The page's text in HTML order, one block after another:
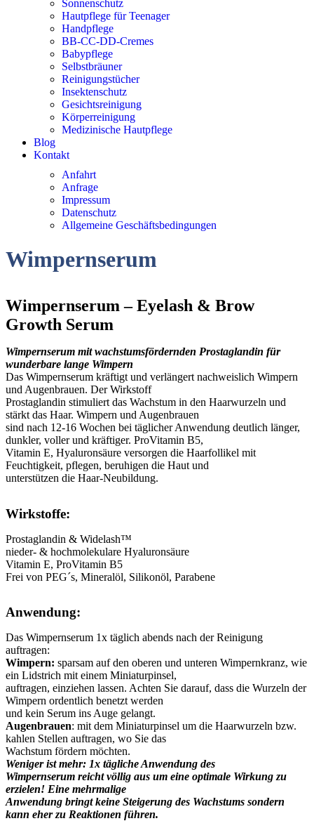
Sonnenschutz
Hautpflege für Teenager
Handpflege
BB-CC-DD-Cremes
Babypflege
Selbstbräuner
Reinigungstücher
Insektenschutz
Gesichtsreinigung
Körperreinigung
Medizinische Hautpflege
Blog
Kontakt
Anfahrt
Anfrage
Impressum
Datenschutz
Allgemeine Geschäftsbedingungen
Wimpernserum
Wimpernserum – Eyelash & Brow
Growth Serum
Wimpernserum mit wachstumsfördernden Prostaglandin für
wunderbare lange Wimpern
Das Wimpernserum kräftigt und verlängert nachweislich Wimpern
und Augenbrauen. Der Wirkstoff
Prostaglandin stimuliert das Wachstum in den Haarwurzeln und
stärkt das Haar. Wimpern und Augenbrauen
sind nach 12-16 Wochen bei täglicher Anwendung deutlich länger,
dunkler, voller und kräftiger. ProVitamin B5,
Vitamin E, Hyaluronsäure versorgen die Haarfollikel mit
Feuchtigkeit, pflegen, beruhigen die Haut und
unterstützen die Haar-Neubildung.
Wirkstoffe:
Prostaglandin & Widelash™
nieder- & hochmolekulare Hyaluronsäure
Vitamin E, ProVitamin B5
Frei von PEG´s, Mineralöl, Silikonöl, Parabene
Anwendung:
Das Wimpernserum 1x täglich abends nach der Reinigung
auftragen:
Wimpern: sparsam auf den oberen und unteren Wimpernkranz, wie
ein Lidstrich mit einem Miniaturpinsel,
auftragen, einziehen lassen. Achten Sie darauf, dass die Wurzeln der
Wimpern ordentlich benetzt werden
und kein Serum ins Auge gelangt.
Augenbrauen: mit dem Miniaturpinsel um die Haarwurzeln bzw.
kahlen Stellen auftragen, wo Sie das
Wachstum fördern möchten.
Weniger ist mehr: 1x tägliche Anwendung des
Wimpernserum reicht völlig aus um eine optimale Wirkung zu
erzielen! Eine mehrmalige
Anwendung bringt keine Steigerung des Wachstums sondern
kann eher zu Reaktionen führen.